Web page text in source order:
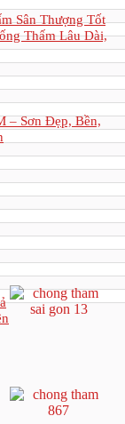
Sân Thượng Tốt
Thấm Lâu Dài,
– Sơn Đẹp, Bền,